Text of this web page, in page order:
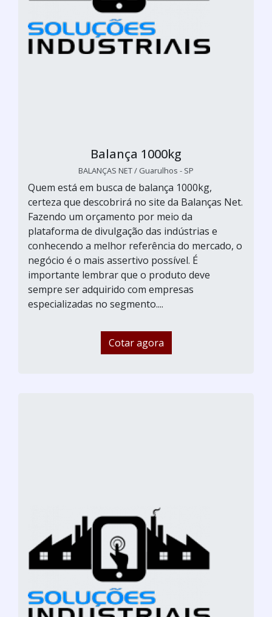
Balança 1000kg
BALANÇAS NET / Guarulhos - SP
Quem está em busca de balança 1000kg,
certeza que descobrirá no site da Balanças Net.
Fazendo um orçamento por meio da
plataforma de divulgação das indústrias e
conhecendo a melhor referência do mercado, o
negócio é o mais assertivo possível. É
importante lembrar que o produto deve
sempre ser adquirido com empresas
especializadas no segmento....
Cotar agora